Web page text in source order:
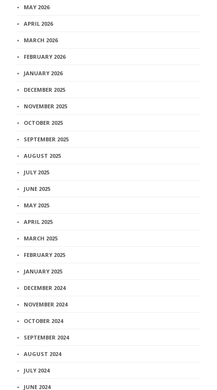
MAY 2026
APRIL 2026
MARCH 2026
FEBRUARY 2026
JANUARY 2026
DECEMBER 2025
NOVEMBER 2025
OCTOBER 2025
SEPTEMBER 2025
AUGUST 2025
JULY 2025
JUNE 2025
MAY 2025
APRIL 2025
MARCH 2025
FEBRUARY 2025
JANUARY 2025
DECEMBER 2024
NOVEMBER 2024
OCTOBER 2024
SEPTEMBER 2024
AUGUST 2024
JULY 2024
JUNE 2024